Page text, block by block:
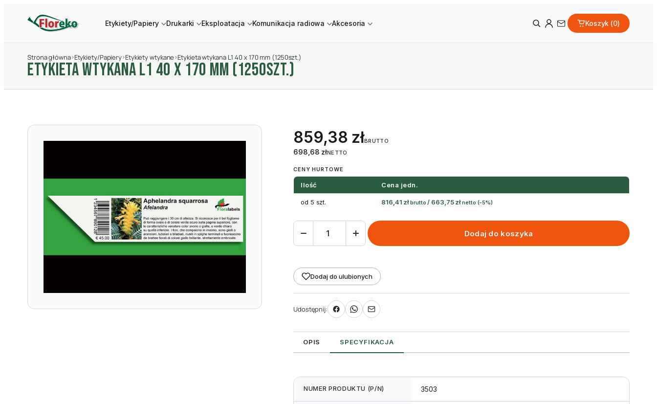
Etykiety/Papiery Drukarki Eksploatacja Komunikacja radiowa Akcesoria Koszyk (0)
Strona główna›Etykiety/Papiery›Etykiety wtykane›Etykieta wtykana L1 40 x 170 mm (1250szt.)
ETYKIETA WTYKANA L1 40 X 170 MM (1250SZT.)
859,38 złBRUTTO
698,68 złNETTO
CENY HURTOWE
Ilość Cena jedn.
od 5 szt. 816,41 zł brutto / 663,75zł netto (-5%)
ilość
Etykieta
L1
40
170
mm
(1250szt.)
Dodaj do koszyka
Dodaj do ulubionych
Udostępnij:
OPIS SPECYFIKACJA
NUMER PRODUKTU (P/N) 3503